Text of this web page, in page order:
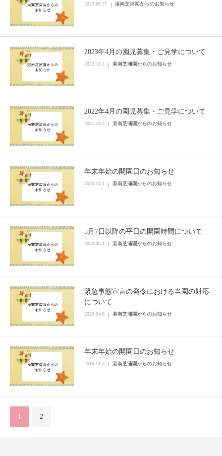
2023.09.27 港南芝浦園からのお知らせ
2023年4月の園児募集・ご見学について
2022.10.2 港南芝浦園からのお知らせ
2022年4月の園児募集・ご見学について
2021.10.2 港南芝浦園からのお知らせ
年末年始の開園日のお知らせ
2020.11.1 港南芝浦園からのお知らせ
5月7日以降の平日の開園時間について
2020.05.1 港南芝浦園からのお知らせ
緊急事態宣言の発令における当園の対応
について
2020.04.8 港南芝浦園からのお知らせ
年末年始の開園日のお知らせ
2019.11.5 港南芝浦園からのお知らせ
1 2